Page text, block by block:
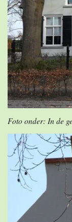
Foto onder: In de